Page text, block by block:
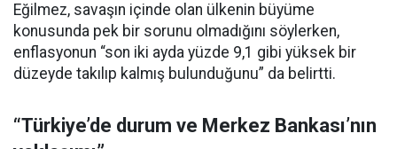
Eğilmez, savaşın içinde olan ülkenin büyüme
konusunda pek bir sorunu olmadığını söylerken,
enflasyonun “son iki ayda yüzde 9,1 gibi yüksek bir
düzeyde takılıp kalmış bulunduğunu” da belirtti.
“Türkiye’de durum ve Merkez Bankası’nın